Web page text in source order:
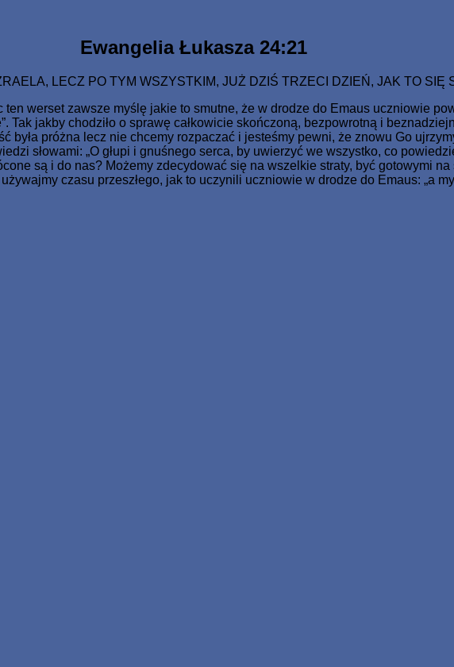
Ewangelia Łukasza 24:21
LECZ PO TYM WSZYSTKIM, JUŻ DZIŚ TRZECI DZIEŃ, JAK TO SIĘ
werset zawsze myślę jakie to smutne, że w drodze do Emaus uczniowie
Tak jakby chodziło o sprawę całkowicie skończoną, bezpowrotną i
była próżna lecz nie chcemy rozpaczać i jesteśmy pewni, że znowu Go
słowami: „O głupi i gnuśnego serca, by uwierzyć we wszystko, co
są i do nas? Możemy zdecydować się na wszelkie straty, być gotowymi
czasu przeszłego, jak to uczynili uczniowie w drodze do Emaus: „a